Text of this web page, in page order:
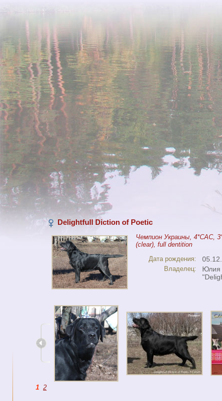
Delightfull Diction of Poetic
Чемпион Украины, 4*CAC,
(clear), full dentition
Дата рождения:
Владелец:
Юлия
1 2